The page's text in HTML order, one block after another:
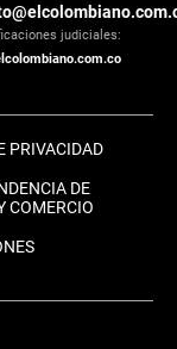
judiciales:
PRIVACIDAD
DE
COMERCIO